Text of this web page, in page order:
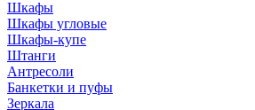
Шкафы
Шкафы угловые
Шкафы-купе
Штанги
Антресоли
Банкетки и пуфы
Зеркала